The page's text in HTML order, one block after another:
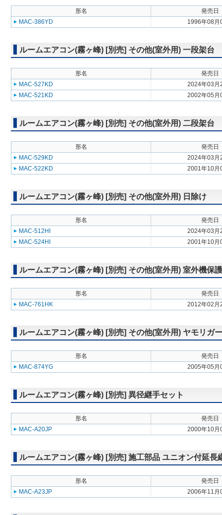
形名
発売日
MAC-386YD
1996年08月
ルームエアコン(霧ヶ峰) [別売] その他(室外用) 一段架台
形名
発売日
MAC-527KD
2024年03月
MAC-521KD
2002年05月
ルームエアコン(霧ヶ峰) [別売] その他(室外用) 二段架台
形名
発売日
MAC-529KD
2024年03月
MAC-522KD
2001年10月
ルームエアコン(霧ヶ峰) [別売] その他(室外用) 日除け
形名
発売日
MAC-512HI
2024年03月
MAC-524HI
2001年10月
ルームエアコン(霧ヶ峰) [別売] その他(室外用) 室外機保
形名
発売日
MAC-761HK
2012年02月
ルームエアコン(霧ヶ峰) [別売] その他(室外用) ヤモリガ
形名
発売日
MAC-874YG
2005年05月
ルームエアコン(霧ヶ峰) [別売] 異径継手セット
形名
発売日
MAC-A20JP
2000年10月
ルームエアコン(霧ヶ峰) [別売] 施工部品 ユニオン付延長
形名
発売日
MAC-A23JP
2006年11月